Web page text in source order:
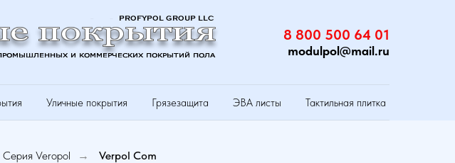
8 800 500 64 01
modulpol@mail.ru
Уличные покрытия Грязезащита ЭВА листы Тактильная плитка
Серия Veropol → Verpol Com